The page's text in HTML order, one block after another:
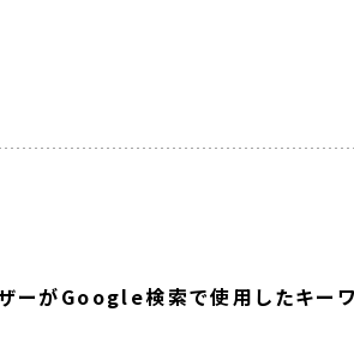
ザーがGoogle検索で使用したキー